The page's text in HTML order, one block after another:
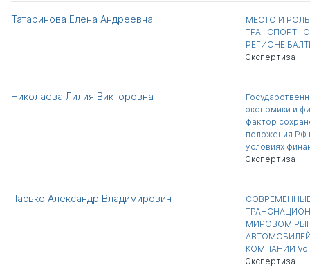
Татаринова Елена Андреевна
МЕСТО И
РЕГИОНЕ
Экспертиза
Николаева Лилия Викторовна
экономики и
фактор
положения РФ
условиях
Экспертиза
Пасько Александр Владимирович
МИРОВОМ
КОМПАНИИ
Экспертиза